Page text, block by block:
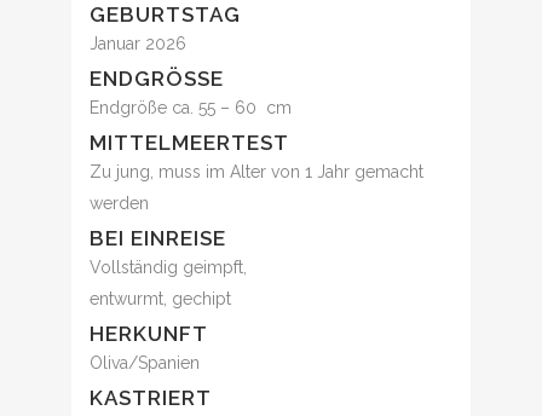
GEBURTSTAG
Januar 2026
ENDGRÖSSE
Endgröße ca. 55 – 60 cm
MITTELMEERTEST
Zu jung, muss im Alter von 1 Jahr gemacht
werden
BEI EINREISE
Vollständig geimpft,
entwurmt, gechipt
HERKUNFT
Oliva/Spanien
KASTRIERT